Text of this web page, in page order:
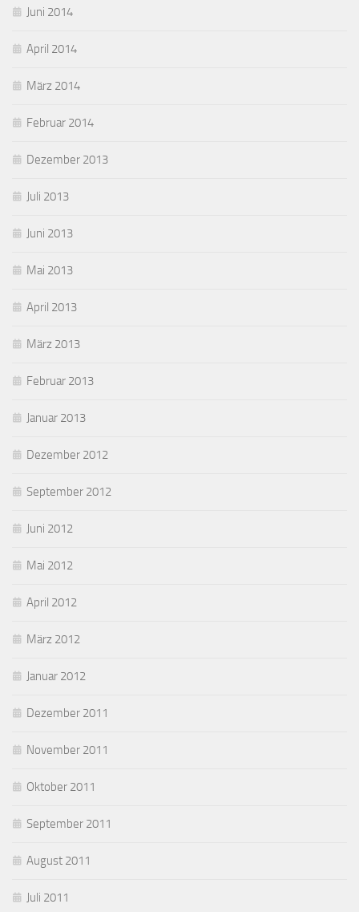
Juni 2014
April 2014
März 2014
Februar 2014
Dezember 2013
Juli 2013
Juni 2013
Mai 2013
April 2013
März 2013
Februar 2013
Januar 2013
Dezember 2012
September 2012
Juni 2012
Mai 2012
April 2012
März 2012
Januar 2012
Dezember 2011
November 2011
Oktober 2011
September 2011
August 2011
Juli 2011